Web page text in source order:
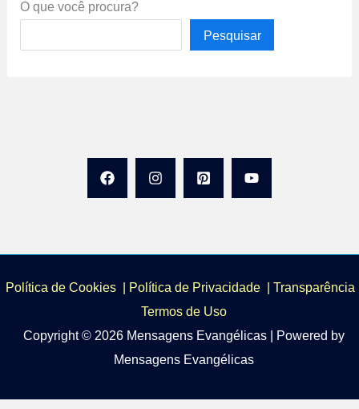
O que você procura?
Pesquisar
Política de Cookies | Política de Privacidade | Transparência
Termos de Uso
Copyright © 2026 Mensagens Evangélicas | Powered by
Mensagens Evangélicas